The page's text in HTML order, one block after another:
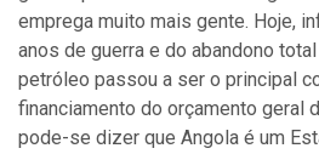
emprega muito mais gente. Hoje,
anos de guerra e do abandono
petróleo passou a ser o principal
financiamento do orçamento geral
pode-se dizer que Angola é um